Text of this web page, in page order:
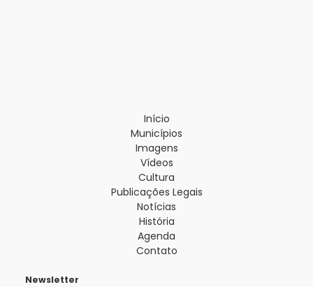
Início
Municípios
Imagens
Vídeos
Cultura
Publicações Legais
Notícias
História
Agenda
Contato
Newsletter